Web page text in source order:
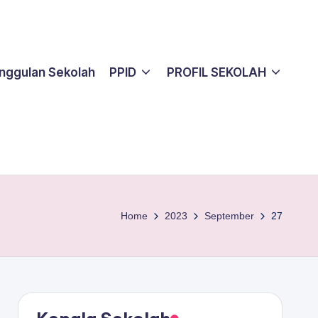
Sekolah PPID PROFIL SEKOLAH
Home 2023 September 27